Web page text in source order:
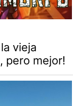
vieja
pero mejor!